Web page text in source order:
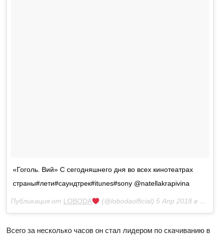
«Гоголь. Вий» С сегодняшнего дня во всех кинотеатрах
страны#лети#саундтрек#itunes#sony @natellakrapivina
Публикация от LOBODA (@lobodaofficial) 5 Апр 2018 в 1:51 PDT
Всего за несколько часов он стал лидером по скачиванию в